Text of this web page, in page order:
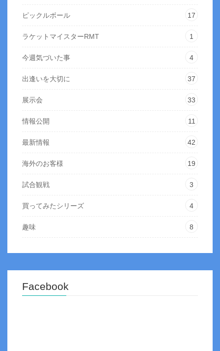
ピックルボール 17
ラケットマイスターRMT 1
今週気づいた事 4
出逢いを大切に 37
展示会 33
情報公開 11
最新情報 42
海外のお客様 19
試合観戦 3
買ってみたシリーズ 4
趣味 8
Facebook